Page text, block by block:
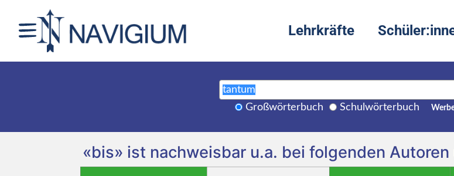
Lehrkräfte
Großwörterbuch Schulwörterbuch
«bis» ist nachweisbar u.a. bei folgenden Autoren